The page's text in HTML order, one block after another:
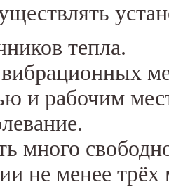
тепла.
и рабочим
много
не менее трёх